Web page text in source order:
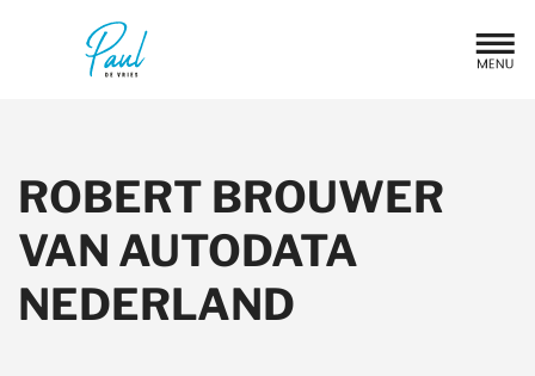
ROBERT BROUWER
VAN AUTODATA
NEDERLAND